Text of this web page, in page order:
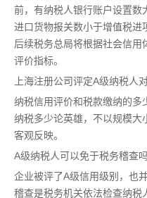
前，有纳税人银行账户设置数
进口货物报关数小于增值税进
后续税务总局将根据社会信用
评价指标。
上海注册公司评定A级纳税人
纳税信用评价和税款缴纳的多
纳税多少论英雄，不以规模大
客观反映。
A级纳税人可以免于税务稽查吗
企业被评了A级信用级别，也
稽查是税务机关依法检查纳税